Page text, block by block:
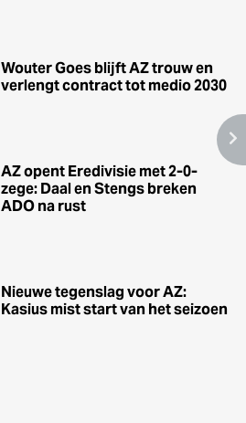
Wouter Goes blijft AZ trouw en
verlengt contract tot medio 2030
AZ opent Eredivisie met 2-0-
zege: Daal en Stengs breken
ADO na rust
Nieuwe tegenslag voor AZ:
Kasius mist start van het seizoen